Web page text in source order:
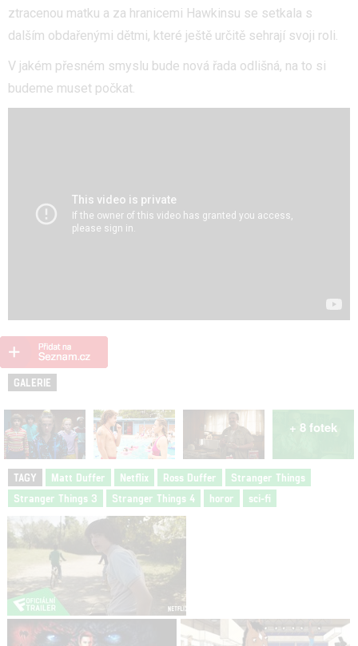
ztracenou matku a za hranicemi Hawkinsu se setkala s
dalším obdařenými dětmi, které ještě určitě sehrají svoji roli.
V jakém přesném smyslu bude nová řada odlišná, na to si
budeme muset počkat.
GALERIE
+ 8 fotek
TAGY Matt Duffer Netflix Ross Duffer
Stranger Things
Stranger Things 3
Stranger Things 4 horor sci-fi